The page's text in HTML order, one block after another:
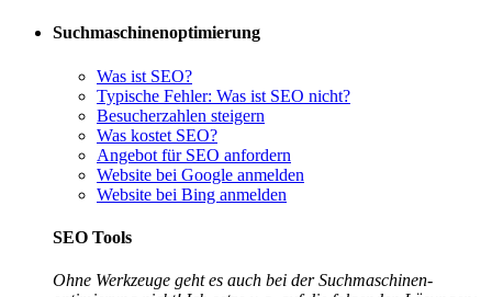
Suchmaschinenoptimierung
Was ist SEO?
Typische Fehler: Was ist SEO nicht?
Besucherzahlen steigern
Was kostet SEO?
Angebot für SEO anfordern
Website bei Google anmelden
Website bei Bing anmelden
SEO Tools
Ohne Werkzeuge geht es auch bei der Suchmaschinen­